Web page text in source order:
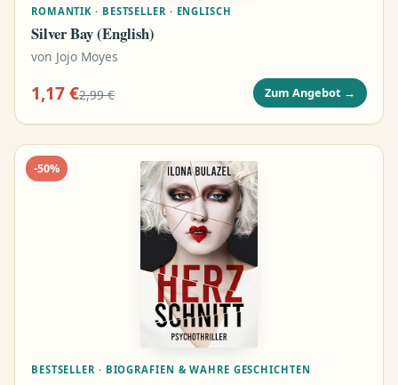
ROMANTIK · BESTSELLER · ENGLISCH
Silver Bay (English)
von Jojo Moyes
1,17 €2,99 € Zum Angebot →
-50%
BESTSELLER · BIOGRAFIEN & WAHRE GESCHICHTEN